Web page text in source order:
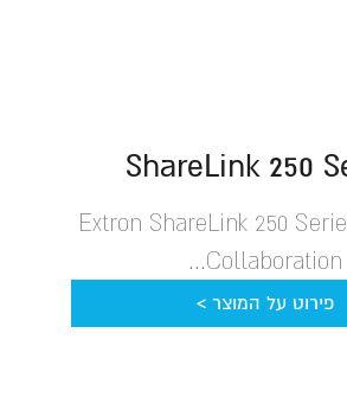
ShareLink 250
Extron ShareLink 250
Collaboration...
פירוט על המוצר >